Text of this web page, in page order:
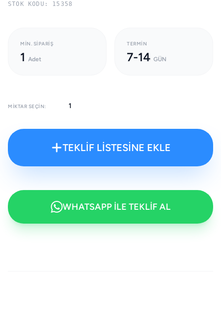
STOK KODU: 15358
MIN. SIPARIŞ
1 Adet
TERMIN
7-14 GÜN
MIKTAR SEÇIN:
TEKLİF LİSTESİNE EKLE
WHATSAPP İLE TEKLİF AL